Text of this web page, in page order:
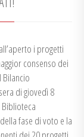
i progetti
consenso dei
di giovedì 8
fase di voto e la